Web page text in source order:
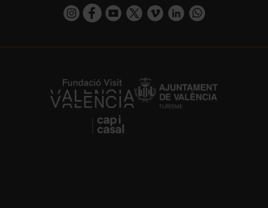
https://www.instagram.com/visit_valencia/
https://www.facebook.com/
https://www.youtube.com/user/
https://twitter.com/_VivaValencia
https://vimeo.com/
https://www.linkedin.com/company/turismo-valencia/https://api.whatsapp.com/send/
https://fundacion.visitvalencia.com/